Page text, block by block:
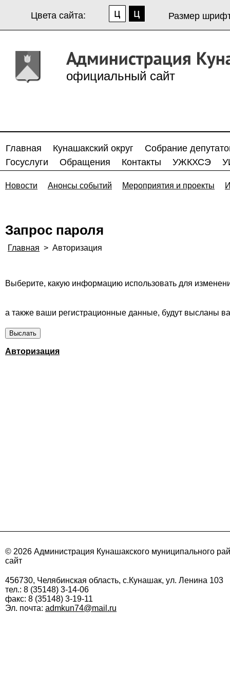
Цвета сайта: Размер
официальный сайт
Главная Кунашакский округ
Собрание
Госуслуги
Обращения Контакты УЖКХСЭ
Новости Анонсы событий Мероприятия и проекты
Запрос пароля
Главная > Авторизация
Выберите, какую информацию использовать для
а также ваши регистрационные данные, будут высланы
Авторизация
© 2026 Администрация Кунашакского муниципального
сайт
456730, Челябинская область, с.Кунашак, ул. Ленина 103
тел.: 8 (35148) 3-14-06
факс: 8 (35148) 3-19-11
Эл. почта: admkun74@mail.ru